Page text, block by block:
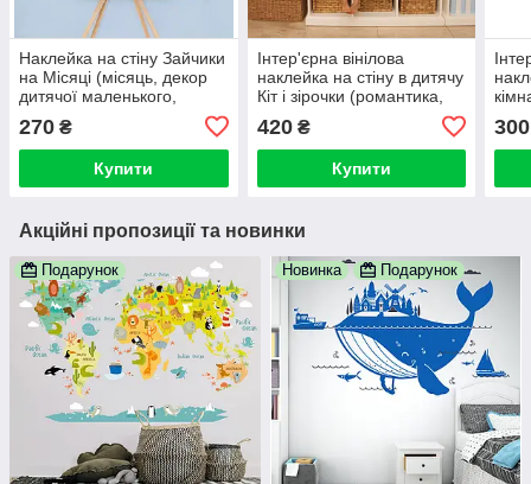
Наклейка на стіну Зайчики
на Місяці (місяць, декор
дитячої маленького,
символ року 2023)
270 ₴
Купити
Інтер'єрна вінілова
наклейка на стіну в дитячу
Кіт і зірочки (романтика,
420₴
Купити
300
Акційні пропозиції та новинки
Подарунок Новинка Подарунок